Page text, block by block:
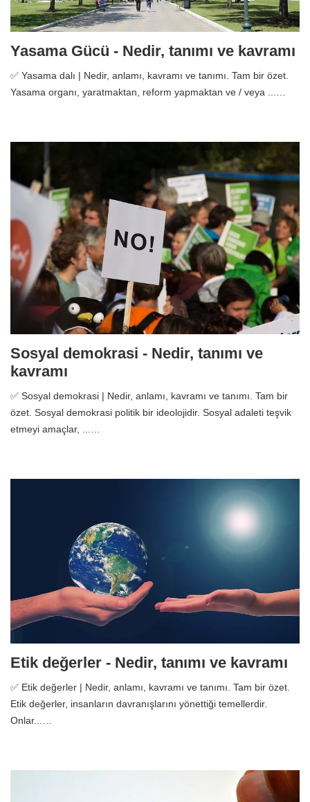
Yasama Gücü - Nedir, tanımı ve kavramı
✅ Yasama dalı | Nedir, anlamı, kavramı ve tanımı. Tam bir özet.
Yasama organı, yaratmaktan, reform yapmaktan ve / veya ...…
Sosyal demokrasi - Nedir, tanımı ve
kavramı
✅ Sosyal demokrasi | Nedir, anlamı, kavramı ve tanımı. Tam bir
özet. Sosyal demokrasi politik bir ideolojidir. Sosyal adaleti teşvik
etmeyi amaçlar, ...…
Etik değerler - Nedir, tanımı ve kavramı
✅ Etik değerler | Nedir, anlamı, kavramı ve tanımı. Tam bir özet.
Etik değerler, insanların davranışlarını yönettiği temellerdir.
Onlar...…